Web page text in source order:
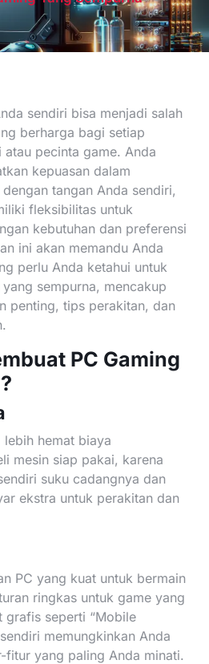
sendiri bisa menjadi salah
berharga bagi setiap
pecinta game. Anda
kepuasan dalam
tangan Anda sendiri,
fleksibilitas untuk
kebutuhan dan preferensi
ini akan memandu Anda
perlu Anda ketahui untuk
sempurna, mencakup
penting, tips perakitan, dan
PC Gaming
hemat biaya
mesin siap pakai, karena
suku cadangnya dan
ekstra untuk perakitan dan
PC yang kuat untuk bermain
ringkas untuk game yang
grafis seperti “Mobile
memungkinkan Anda
fitur yang paling Anda minati.